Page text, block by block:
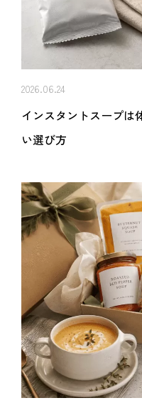
インスタントスープは
い選び方
2026.06.24